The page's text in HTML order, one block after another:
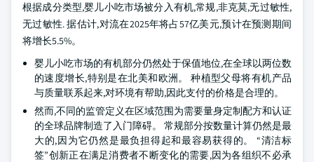
根据成分类型,婴儿小吃市场被分入有机,常规,非克莫,无过敏性,
无过敏性. 据估计,对流在2025年将占57亿美元,预计在预测期间
将增长5.5%。
婴儿小吃市场的有机部分仍然处于保值地位,在全球以两位数
的速度增长,特别是在北美和欧洲。 种植型父母将有机产品
与质量联系起来,对环境有帮助,因此支付的价格是合理的。
然而,不同的监管定义在区域范围为需要量身定制配方和认证
的全球品牌制造了入门障碍。 常规部分按数量计算仍然是最
大的,因为它仍然是最负担得起和最容易获得的。 “清洁标
签”创新正在满足消费者不断变化的需要,因为各组织不必承